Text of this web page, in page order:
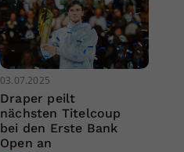
03.07.2025
Draper peilt
nächsten Titelcoup
bei den Erste Bank
Open an